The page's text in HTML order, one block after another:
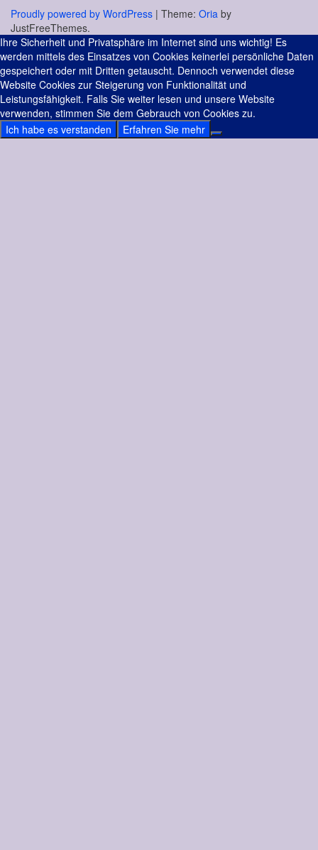
Proudly powered by WordPress | Theme: Oria by
JustFreeThemes.
Ihre Sicherheit und Privatsphäre im Internet sind uns wichtig! Es
werden mittels des Einsatzes von Cookies keinerlei persönliche Daten
gespeichert oder mit Dritten getauscht. Dennoch verwendet diese
Website Cookies zur Steigerung von Funktionalität und
Leistungsfähigkeit. Falls Sie weiter lesen und unsere Website
verwenden, stimmen Sie dem Gebrauch von Cookies zu.
Ich habe es verstanden
Erfahren Sie mehr